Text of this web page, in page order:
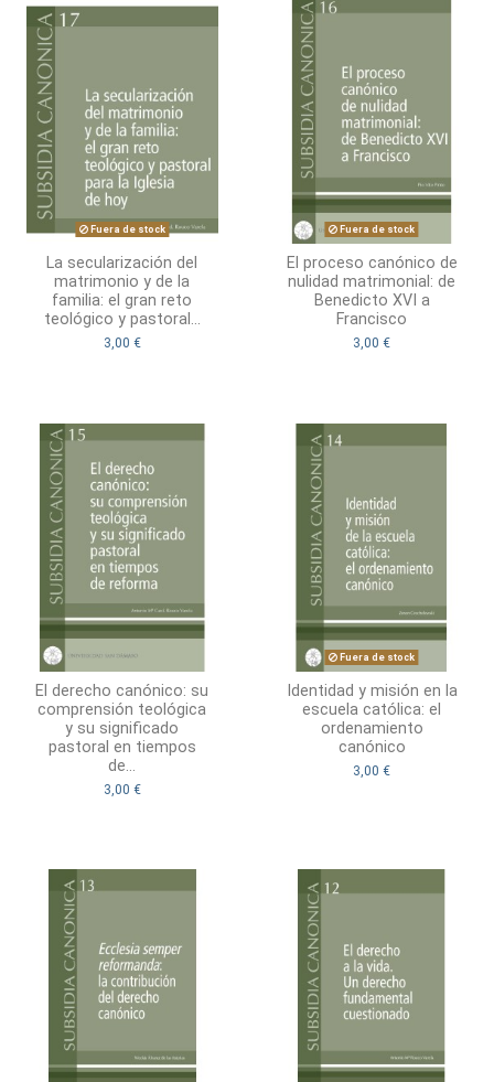
Fuera de stock
La secularización del
matrimonio y de la
familia: el gran reto
teológico y pastoral...
3,00 €
Fuera de stock
El proceso canónico de
nulidad matrimonial: de
Benedicto XVI a
Francisco
3,00 €
El derecho canónico: su
comprensión teológica
y su significado
pastoral en tiempos
de...
3,00 €
Fuera de stock
Identidad y misión en la
escuela católica: el
ordenamiento
canónico
3,00 €